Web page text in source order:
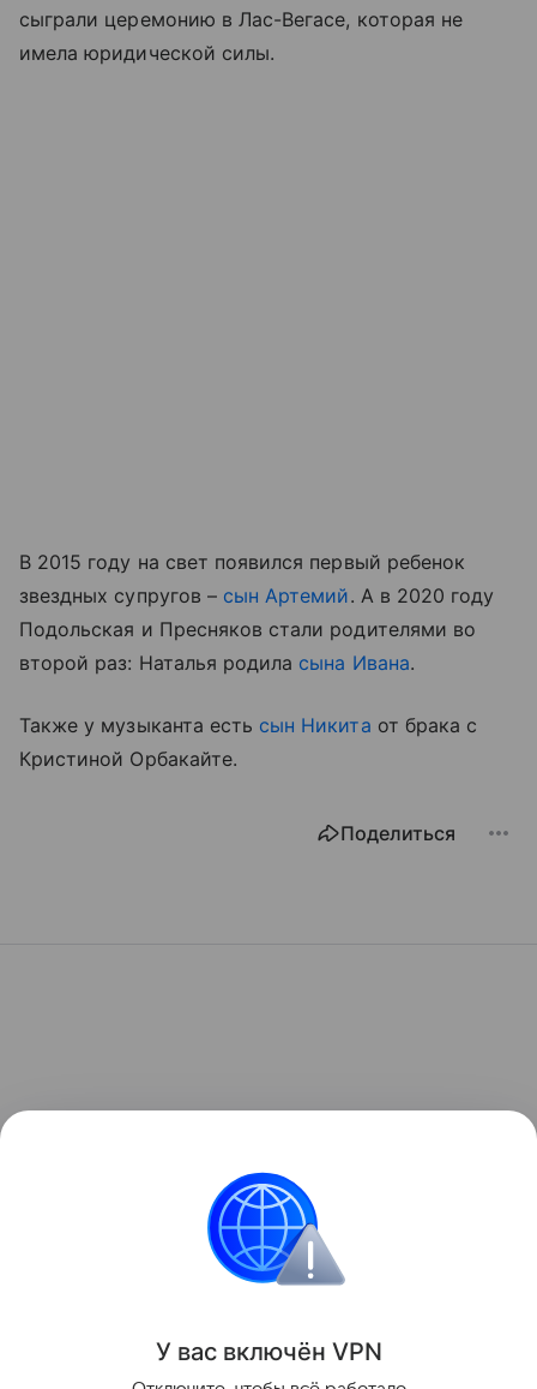
сыграли церемонию в Лас-Вегасе, которая не
имела юридической силы.
В 2015 году на свет появился первый ребенок
звездных супругов – сын Артемий. А в 2020 году
Подольская и Пресняков стали родителями во
второй раз: Наталья родила сына Ивана.
Также у музыканта есть сын Никита от брака с
Кристиной Орбакайте.
Поделиться
У вас включён VPN